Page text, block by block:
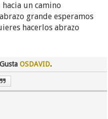
un camino
grande esperamos
hacerlos abrazo
OSDAVID.